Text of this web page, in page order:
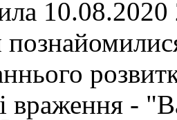
10.08.2020
враження -